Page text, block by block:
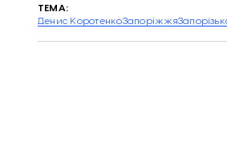
ТЕМА:
Денис КоротенкоЗапоріжжя